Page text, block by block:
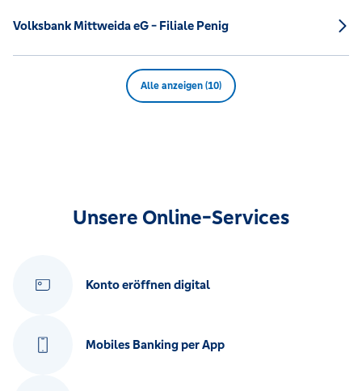
Volksbank Mittweida eG - Filiale Penig
Alle anzeigen (10)
Unsere Online-Services
Konto eröffnen digital
Mobiles Banking per App